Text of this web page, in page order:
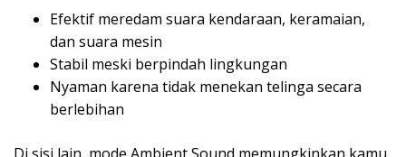
Efektif meredam suara kendaraan, keramaian,
dan suara mesin
Stabil meski berpindah lingkungan
Nyaman karena tidak menekan telinga secara
berlebihan